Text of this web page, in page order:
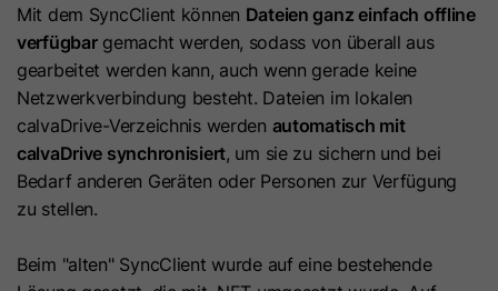
Mit dem SyncClient können Dateien ganz einfach offline
verfügbargemacht werden, sodass von überall aus
gearbeitet werden kann, auch wenn gerade keine
Netzwerkverbindung besteht. Dateien im lokalen
calvaDrive-Verzeichnis werden automatisch mit
calvaDrive synchronisiert, um sie zu sichern und bei
Bedarf anderen Geräten oder Personen zur Verfügung
zu stellen.
Beim "alten" SyncClient wurde auf eine bestehende
Zweck
Dieses Cookie wird benötigt, um zu
überprüfen, welche Cookies auf der
Seite akzeptiert wurden.
Name __hs_initial_opt_in
Anbieter
Laufzeit 7 Tage
Hierbei können pseudonymisierte Nutzungsprofile erstellt
werden.
Die Datenverarbeitung erfolgt nur nach Einwilligung gemäß
Art. 6 Abs. 1 lit. a DSGVO. Es kann zu einer Übermittlung
personenbezogener Daten in die USA kommen. Google ist
nach dem EU-U.S. Data Privacy Framework zertifiziert.
Abhängig von: Google Tag Manager
Name
Anbieter Cloudflare
Marketing